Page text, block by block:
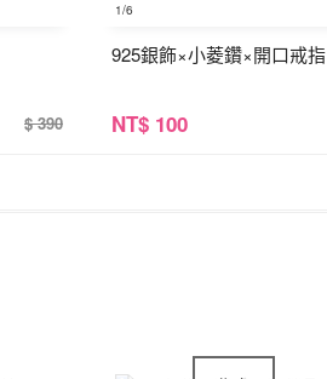
$ 390
1/6
925銀飾×小菱鑽×開口戒指
NT$ 100